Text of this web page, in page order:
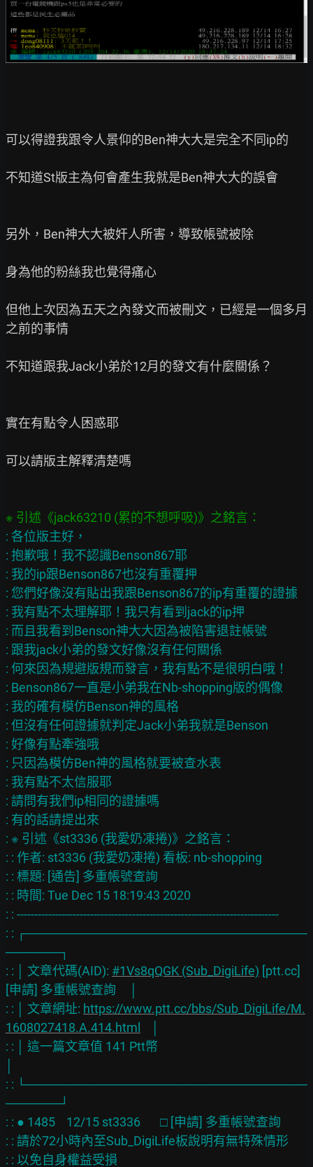
可以得證我跟令人景仰的Ben神大大是完全不同ip的
不知道St版主為何會產生我就是Ben神大大的誤會
另外，Ben神大大被奸人所害，導致帳號被除
身為他的粉絲我也覺得痛心
但他上次因為五天之內發文而被刪文，已經是一個多月
之前的事情
不知道跟我Jack小弟於12月的發文有什麼關係？
實在有點令人困惑耶
可以請版主解釋清楚嗎
: 各位版主好，
: 抱歉哦！我不認識Benson867耶
: 我的ip跟Benson867也沒有重覆押
: 您們好像沒有貼出我跟Benson867的ip有重覆的證據
: 我有點不太理解耶！我只有看到jack的ip押
: 而且我看到Benson神大大因為被陷害退註帳號
: 跟我jack小弟的發文好像沒有任何關係
: 何來因為規避版規而發言，我有點不是很明白哦！
: Benson867一直是小弟我在Nb-shopping版的偶像
: 我的確有模仿Benson神的風格
: 但沒有任何證據就判定Jack小弟我就是Benson
: 好像有點牽強哦
: 只因為模仿Ben神的風格就要被查水表
: 我有點不太信服耶
: 請問有我們ip相同的證據嗎
: 有的話請提出來
: ※ 引述《st3336 (我愛奶凍捲)》之銘言：
: : 作者: st3336 (我愛奶凍捲) 看板: nb-shopping
: : 標題: [通告] 多重帳號查詢
: : 時間: Tue Dec 15 18:19:43 2020
: : ---------------------------------------------------------------------------
: : ┌───────────────────────────────
──────┐
: : │ 文章代碼(AID): #1Vs8qQGK (Sub_DigiLife) [ptt.cc]
[申請] 多重帳號查詢     │
: : │ 文章網址: https://www.ptt.cc/bbs/Sub_DigiLife/M.
1608027418.A.414.html
: : │ 這一篇文章值 141 Ptt幣
: : └───────────────────────────────
──────┘
: : ● 1485    12/15 st3336       □ [申請] 多重帳號查詢
: : 請於72小時內至Sub_DigiLife板說明有無特殊情形
: : 以免自身權益受損